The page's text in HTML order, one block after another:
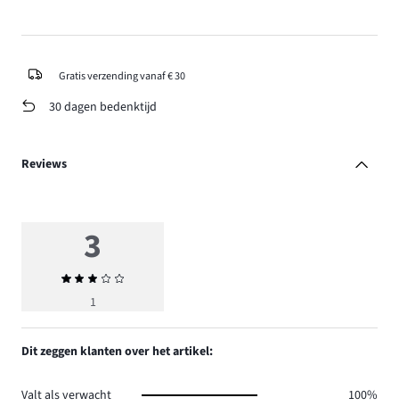
Gratis verzending vanaf € 30
30 dagen bedenktijd
Reviews
3
Gemiddelde
beoordeling
1
Dit zeggen klanten over het artikel:
Valt als verwacht
100%